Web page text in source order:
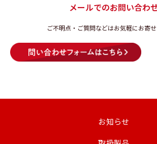
メールでのお問い合わ
ご不明点・ご質問などはお気軽にお寄
お知らせ